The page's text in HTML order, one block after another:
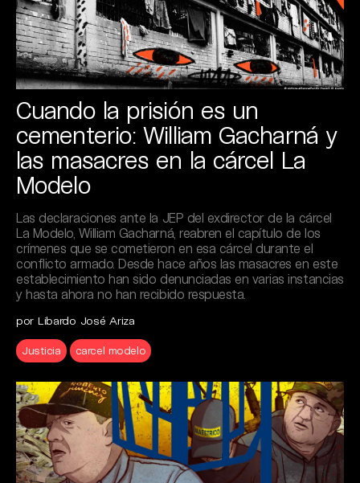
Cuando la prisión es un
cementerio: William Gacharná y
las masacres en la cárcel La
Modelo
Las declaraciones ante la JEP del exdirector de la cárcel
La Modelo, William Gacharná, reabren el capítulo de los
crímenes que se cometieron en esa cárcel durante el
conflicto armado. Desde hace años las masacres en este
establecimiento han sido denunciadas en varias instancias
y hasta ahora no han recibido respuesta.
por Libardo José Ariza
Justicia carcel modelo